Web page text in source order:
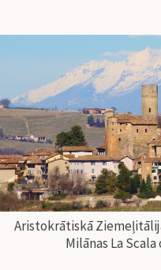
Aristokrātiskā
Milānas La